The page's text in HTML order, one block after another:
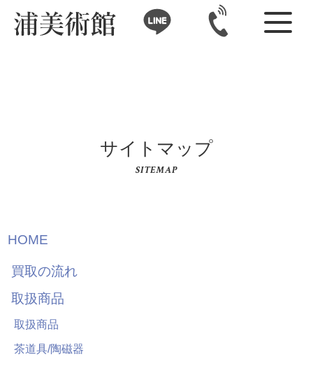
サイトマップ
SITEMAP
HOME
買取の流れ
取扱商品
取扱商品
茶道具/陶磁器